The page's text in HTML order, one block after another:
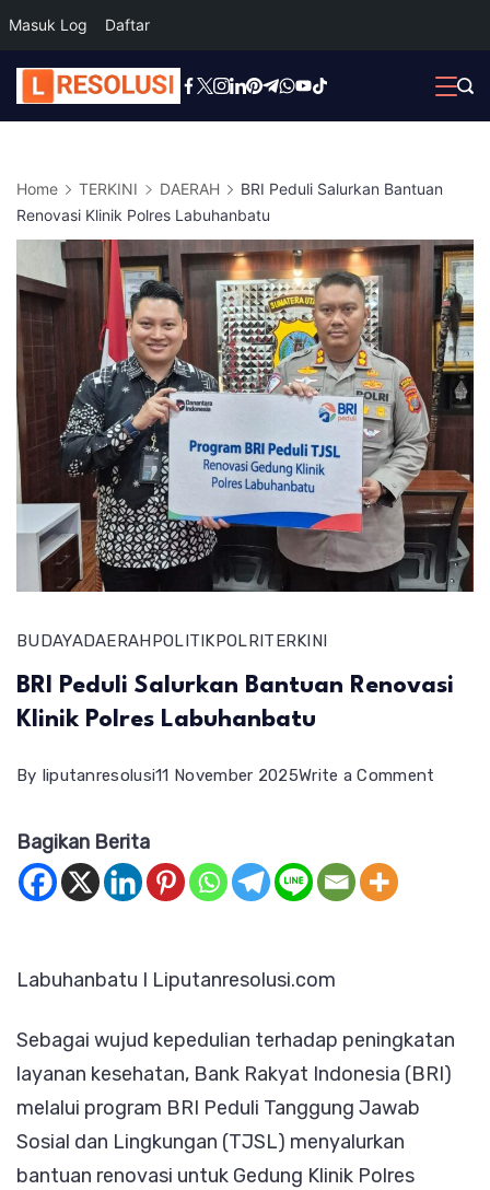
Masuk Log Daftar
Skip
to
Home TERKINI DAERAH
BRI Peduli Salurkan Bantuan
Renovasi Klinik Polres Labuhanbatu
BUDAYADAERAHPOLITIKPOLRITERKINI
BRI Peduli Salurkan Bantuan Renovasi
Klinik Polres Labuhanbatu
By liputanresolusi11 November 2025Write a Comment
Bagikan Berita
Labuhanbatu I Liputanresolusi.com
Sebagai wujud kepedulian terhadap peningkatan
layanan kesehatan, Bank Rakyat Indonesia (BRI)
melalui program BRI Peduli Tanggung Jawab
Sosial dan Lingkungan (TJSL) menyalurkan
bantuan renovasi untuk Gedung Klinik Polres